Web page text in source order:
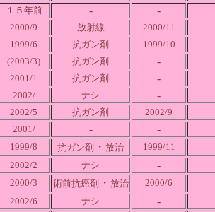
１５年前 - -
2000/9 放射線 2000/11
1999/6 抗ガン剤 1999/10
(2003/3) 抗ガン剤 -
2001/1 抗ガン剤 -
2002/ ナシ -
2002/5 抗ガン剤 2002/9
2001/ - -
1999/8 抗ガン剤 ・ 放治 1999/11
2002/2 ナシ -
2000/3 術前抗癌剤・ 放治 2000/6
2002/6 ナシ -